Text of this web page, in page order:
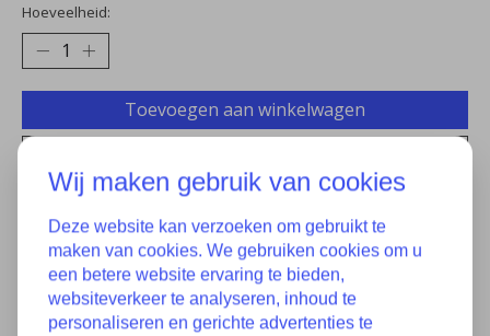
Hoeveelheid:
Toevoegen aan winkelwagen
Plaats bestelling
Toevoegen om te vergelijken
Wij maken gebruik van cookies
Deze website kan verzoeken om gebruikt te
maken van cookies. We gebruiken cookies om u
een betere website ervaring te bieden,
websiteverkeer te analyseren, inhoud te
personaliseren en gerichte advertenties te